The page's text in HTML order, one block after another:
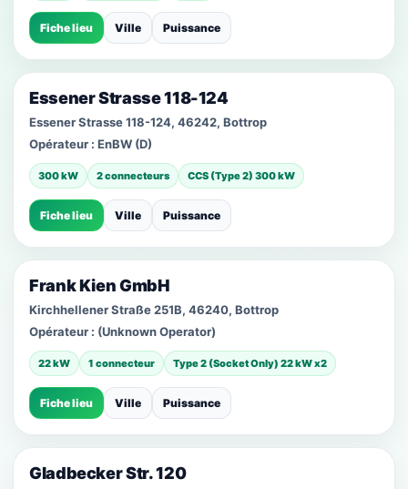
Fiche lieu Ville Puissance
Essener Strasse 118-124
Essener Strasse 118-124, 46242, Bottrop
Opérateur : EnBW (D)
300 kW 2 connecteurs CCS (Type 2) 300 kW
Fiche lieu Ville Puissance
Frank Kien GmbH
Kirchhellener Straße 251B, 46240, Bottrop
Opérateur : (Unknown Operator)
22 kW 1 connecteur Type 2 (Socket Only) 22 kW x2
Fiche lieu Ville Puissance
Gladbecker Str. 120